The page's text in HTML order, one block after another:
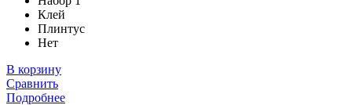
Клей
Плинтус
Нет
В корзину
Сравнить
Подробнее